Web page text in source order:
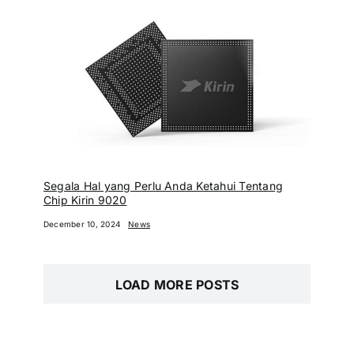
Segala Hal yang Perlu Anda Ketahui Tentang
Chip Kirin 9020
December 10, 2024 News
LOAD MORE POSTS